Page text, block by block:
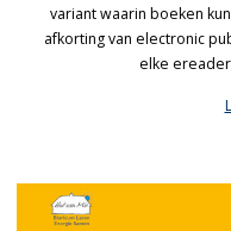
variant waarin boeken
afkorting van electronic
elke